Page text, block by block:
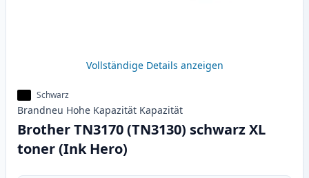
Vollständige Details anzeigen
Schwarz
Brandneu Hohe Kapazität Kapazität
Brother TN3170 (TN3130) schwarz XL
toner (Ink Hero)